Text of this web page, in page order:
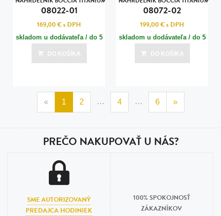
08022-01
169,00 €s DPH
skladom u dodávateľa / do 5
dní
Posledná aktualizácia dnes o 14:00
DO KOŠÍKA
08072-02
199,00 €s DPH
skladom u dodávateľa / do 5
dní
Posledná aktualizácia dnes o 14:00
DO KOŠÍKA
« 1 2 … 4 … 6 »
PREČO NAKUPOVAŤ U NÁS?
SME AUTORIZOVANÝ
PREDAJCA HODINIEK
100% SPOKOJNOSŤ
ZÁKAZNÍKOV